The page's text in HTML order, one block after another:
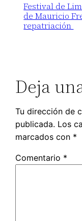
Festival de
de Mauricio
repatriación
Deja
Tu dirección de
publicada. Los
marcados con *
Comentario *